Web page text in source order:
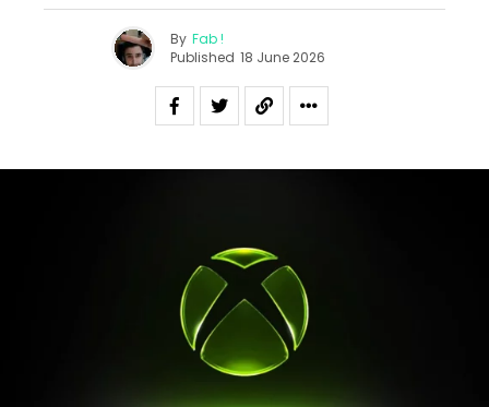
By Fab !
Published 18 June 2026